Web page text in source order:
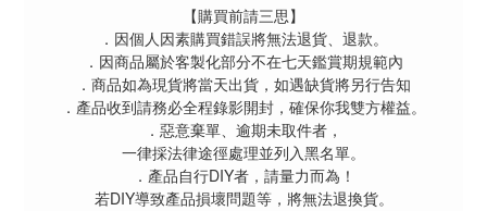
【購買前請三思】
．因個人因素購買錯誤將無法退貨、退款。
．因商品屬於客製化部分不在七天鑑賞期規範內
．商品如為現貨將當天出貨，如遇缺貨將另行告知
．產品收到請務必全程錄影開封，確保你我雙方權益。
．惡意棄單、逾期未取件者，
一律採法律途徑處理並列入黑名單。
．產品自行DIY者，請量力而為！
若DIY導致產品損壞問題等，將無法退換貨。